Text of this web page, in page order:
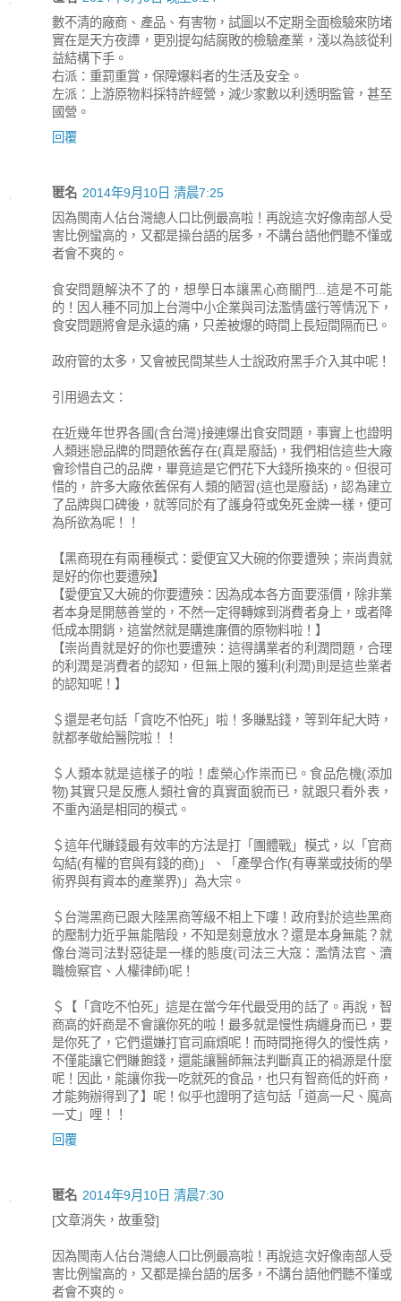
數不清的廠商、產品、有害物，試圖以不定期全面檢驗來防堵
實在是天方夜譚，更別提勾結腐敗的檢驗產業，淺以為該從利
益結構下手。
右派：重罰重賞，保障爆料者的生活及安全。
左派：上游原物料採特許經營，減少家數以利透明監管，甚至
國營。
回覆
匿名 2014年9月10日 清晨7:25
因為閩南人佔台灣總人口比例最高啦！再說這次好像南部人受
害比例蠻高的，又都是操台語的居多，不講台語他們聽不懂或
者會不爽的。
食安問題解決不了的，想學日本讓黑心商關門...這是不可能
的！因人種不同加上台灣中小企業與司法濫情盛行等情況下，
食安問題將會是永遠的痛，只差被爆的時間上長短間隔而已。
政府管的太多，又會被民間某些人士說政府黑手介入其中呢！
引用過去文：
在近幾年世界各國(含台灣)接連爆出食安問題，事實上也證明
人類迷戀品牌的問題依舊存在(真是廢話)，我們相信這些大廠
會珍惜自己的品牌，畢竟這是它們花下大錢所換來的。但很可
惜的，許多大廠依舊保有人類的陋習(這也是廢話)，認為建立
了品牌與口碑後，就等同於有了護身符或免死金牌一樣，便可
為所欲為呢！！
【黑商現在有兩種模式：愛便宜又大碗的你要遭殃；崇尚貴就
是好的你也要遭殃】
【愛便宜又大碗的你要遭殃：因為成本各方面要漲價，除非業
者本身是開慈善堂的，不然一定得轉嫁到消費者身上，或者降
低成本開銷，這當然就是購進廉價的原物料啦！】
【崇尚貴就是好的你也要遭殃：這得講業者的利潤問題，合理
的利潤是消費者的認知，但無上限的獲利(利潤)則是這些業者
的認知呢！】
＄還是老句話「貪吃不怕死」啦！多賺點錢，等到年紀大時，
就都孝敬給醫院啦！！
＄人類本就是這樣子的啦！虛榮心作祟而已。食品危機(添加
物)其實只是反應人類社會的真實面貌而已，就跟只看外表，
不重內涵是相同的模式。
＄這年代賺錢最有效率的方法是打「團體戰」模式，以「官商
勾結(有權的官與有錢的商)」、「產學合作(有專業或技術的學
術界與有資本的產業界)」為大宗。
＄台灣黑商已跟大陸黑商等級不相上下嘍！政府對於這些黑商
的壓制力近乎無能階段，不知是刻意放水？還是本身無能？就
像台灣司法對惡徒是一樣的態度(司法三大寇：濫情法官、瀆
職檢察官、人權律師)呢！
＄【「貪吃不怕死」這是在當今年代最受用的話了。再說，智
商高的奸商是不會讓你死的啦！最多就是慢性病纏身而已，要
是你死了，它們還嫌打官司麻煩呢！而時間拖得久的慢性病，
不僅能讓它們賺飽錢，還能讓醫師無法判斷真正的禍源是什麼
呢！因此，能讓你我一吃就死的食品，也只有智商低的奸商，
才能夠辦得到了】呢！似乎也證明了這句話「道高一尺、魔高
一丈」哩！！
回覆
匿名 2014年9月10日 清晨7:30
[文章消失，故重發]
因為閩南人佔台灣總人口比例最高啦！再說這次好像南部人受
害比例蠻高的，又都是操台語的居多，不講台語他們聽不懂或
者會不爽的。